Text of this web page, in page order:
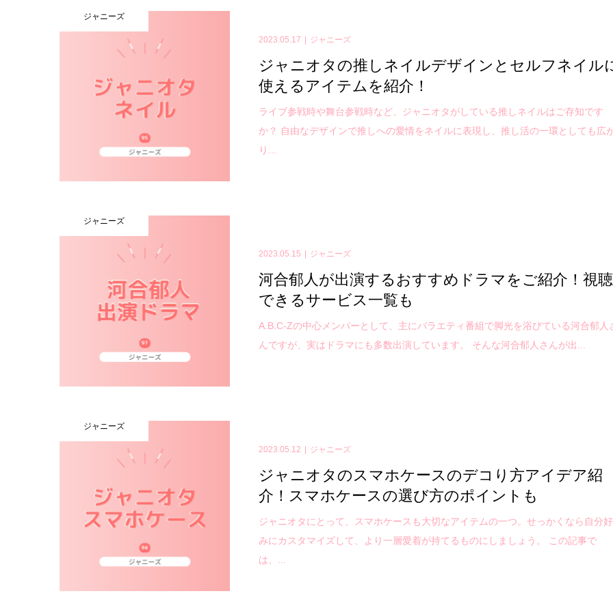
ジャニーズ
2023.05.17 ジャニーズ
ジャニオタの推しネイルデザインとセルフネイル
使えるアイテムを紹介！
ライブ参戦時や舞台参戦時など、ジャニオタがしている推しネイルはご存知です
か？ 自由なデザインで推しへの愛情をネイルに表現し、推し活の一環としても広
り...
ジャニーズ
2023.05.15 ジャニーズ
河合郁人が出演するおすすめドラマをご紹介！視聴
できるサービス一覧も
A.B.C-Zの中心メンバーとして、主にバラエティ番組で脚光を浴びている河合郁人
んですが、実はドラマにも多数出演しています。 そんな河合郁人さんが出...
ジャニーズ
2023.05.12 ジャニーズ
ジャニオタのスマホケースのデコり方アイデア紹
介！スマホケースの選び方のポイントも
ジャニオタにとって、スマホケースも大切なアイテムの一つ。せっかくなら自分好
みにカスタマイズして、より一層愛着が持てるものにしましょう。 この記事で
は、...